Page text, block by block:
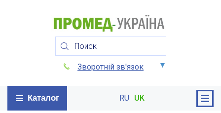
Зворотній зв'язок
Каталог RU UK